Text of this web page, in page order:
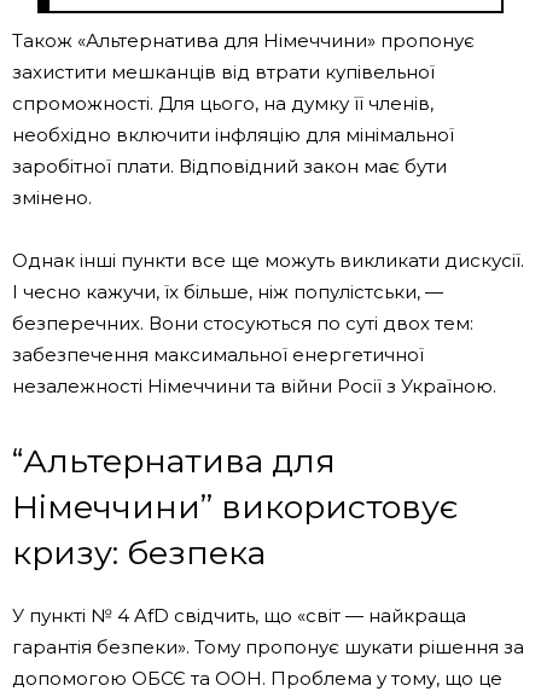
Також «Альтернатива для Німеччини» пропонує
захистити мешканців від втрати купівельної
спроможності. Для цього, на думку її членів,
необхідно включити інфляцію для мінімальної
заробітної плати. Відповідний закон має бути
змінено.
Однак інші пункти все ще можуть викликати дискусії.
І чесно кажучи, їх більше, ніж популістськи, —
безперечних. Вони стосуються по суті двох тем:
забезпечення максимальної енергетичної
незалежності Німеччини та війни Росії з Україною.
“Альтернатива для
Німеччини” використовує
кризу: безпека
У пункті № 4 AfD свідчить, що «світ — найкраща
гарантія безпеки». Тому пропонує шукати рішення за
допомогою ОБСЄ та ООН. Проблема у тому, що це